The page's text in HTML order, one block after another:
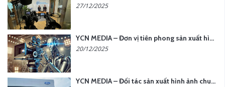
27/12/2025
YCN MEDIA – Đơn vị tiên phong sản xuất hình ảnh & âm thanh bằng AI tại Hà Nội
20/12/2025
YCN MEDIA – Đối tác sản xuất hình ảnh chuyên nghiệp cho doanh nghiệp tại Hà Nội